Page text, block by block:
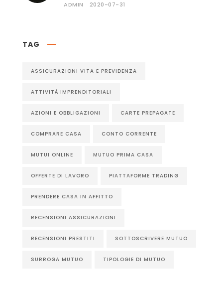
ADMIN 2020-07-31
TAG
ASSICURAZIONI VITA E PREVIDENZA
ATTIVITÀ IMPRENDITORIALI
AZIONI E OBBLIGAZIONI CARTE PREPAGATE
COMPRARE CASA CONTO CORRENTE
MUTUI ONLINE MUTUO PRIMA CASA
OFFERTE DI LAVORO PIATTAFORME TRADING
PRENDERE CASA IN AFFITTO
RECENSIONI ASSICURAZIONI
RECENSIONI PRESTITI SOTTOSCRIVERE MUTUO
SURROGA MUTUO TIPOLOGIE DI MUTUO